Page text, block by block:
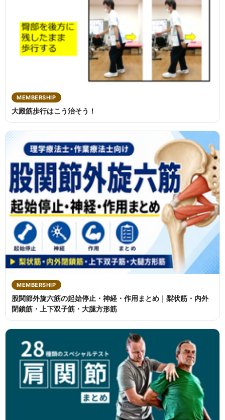
MEMBERSHIP
大殿筋歩行はこう治そう！
MEMBERSHIP
股関節外旋六筋の起始停止・神経・作用まとめ｜梨状筋・内外
閉鎖筋・上下双子筋・大腿方形筋